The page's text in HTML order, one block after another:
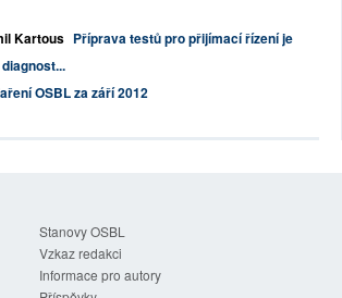
Kartous Příprava testů pro přijímací řízení je
OSBL za září 2012
Stanovy OSBL
Vzkaz redakci
Informace pro autory